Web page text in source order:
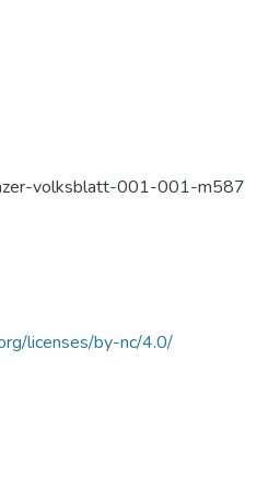
volksblatt-001-001-m587
licenses/by-nc/4.0/